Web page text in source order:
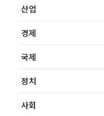
산업
경제
국제
정치
사회